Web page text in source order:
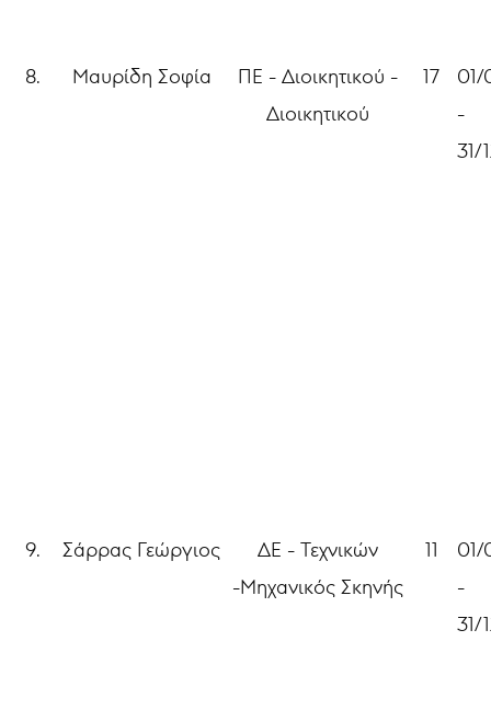
8. Μαυρίδη Σοφία
ΠΕ - Διοικητικού -
Διοικητικού
17
01/
-
31/
9. Σάρρας Γεώργιος
ΔΕ - Τεχνικών
-Μηχανικός Σκηνής
11
01/
-
31/